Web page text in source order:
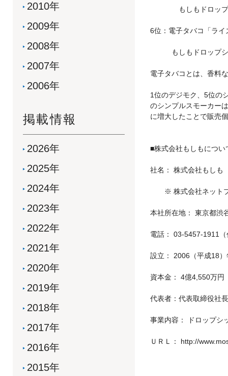
もしもドロップシ
6位：電子タバコ「ラ
もしもドロップシ
電子タバコとは、香料
1位のデジモク、5位の
のシンプルスモーカー
に増大したことで販売
■株式会社もしもについ
社名： 株式会社もしも
※ 株式会社ネットプ
本社所在地： 東京都
電話： 03-5457-1911（
設立： 2006（平成18
資本金： 4億4,550万円
代表者：代表取締役社
事業内容： ドロップシ
ＵＲＬ： http://
2010年
2009年
2008年
2007年
2006年
掲載情報
2026年
2025年
2024年
2023年
2022年
2021年
2020年
2019年
2018年
2017年
2016年
2015年